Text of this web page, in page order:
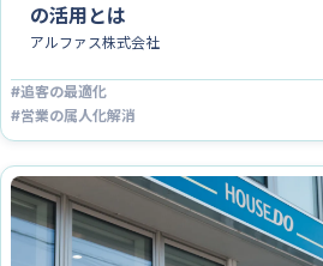
の活用とは
アルファス株式会社
#追客の最適化
#営業の属人化解消